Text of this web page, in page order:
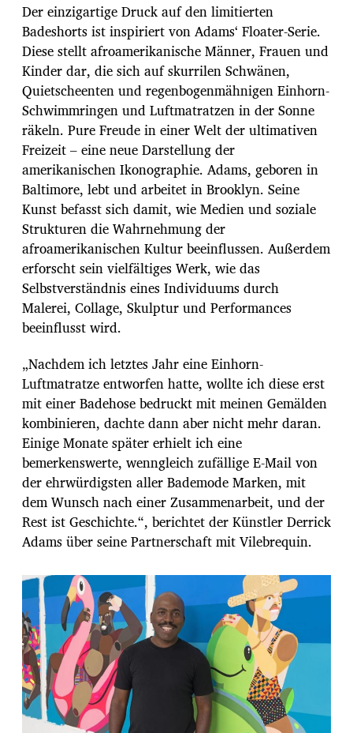
Der einzigartige Druck auf den limitierten
Badeshorts ist inspiriert von Adams‘ Floater-Serie.
Diese stellt afroamerikanische Männer, Frauen und
Kinder dar, die sich auf skurrilen Schwänen,
Quietscheenten und regenbogenmähnigen Einhorn-
Schwimmringen und Luftmatratzen in der Sonne
räkeln. Pure Freude in einer Welt der ultimativen
Freizeit – eine neue Darstellung der
amerikanischen Ikonographie. Adams, geboren in
Baltimore, lebt und arbeitet in Brooklyn. Seine
Kunst befasst sich damit, wie Medien und soziale
Strukturen die Wahrnehmung der
afroamerikanischen Kultur beeinflussen. Außerdem
erforscht sein vielfältiges Werk, wie das
Selbstverständnis eines Individuums durch
Malerei, Collage, Skulptur und Performances
beeinflusst wird.
„Nachdem ich letztes Jahr eine Einhorn-
Luftmatratze entworfen hatte, wollte ich diese erst
mit einer Badehose bedruckt mit meinen Gemälden
kombinieren, dachte dann aber nicht mehr daran.
Einige Monate später erhielt ich eine
bemerkenswerte, wenngleich zufällige E-Mail von
der ehrwürdigsten aller Bademode Marken, mit
dem Wunsch nach einer Zusammenarbeit, und der
Rest ist Geschichte.“, berichtet der Künstler Derrick
Adams über seine Partnerschaft mit Vilebrequin.